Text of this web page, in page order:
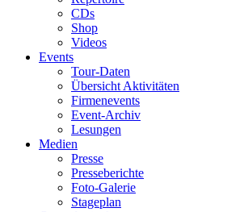
CDs
Shop
Videos
Events
Tour-Daten
Übersicht Aktivitäten
Firmenevents
Event-Archiv
Lesungen
Medien
Presse
Presseberichte
Foto-Galerie
Stageplan